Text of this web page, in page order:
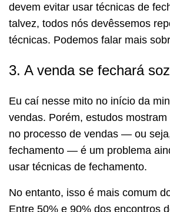
devem evitar usar técnicas de
talvez, todos nós devêssemos
técnicas. Podemos falar mais
3. A venda se fechará
Eu caí nesse mito no início da
vendas. Porém, estudos
no processo de vendas — ou
fechamento — é um problema
usar técnicas de fechamento.
No entanto, isso é mais comum
Entre 50% e 90% dos encontros